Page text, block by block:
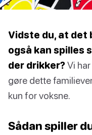
Vidste du, at det
også kan spilles
der drikker?Vi
gøre dette
kun for voksne.
Sådan spiller